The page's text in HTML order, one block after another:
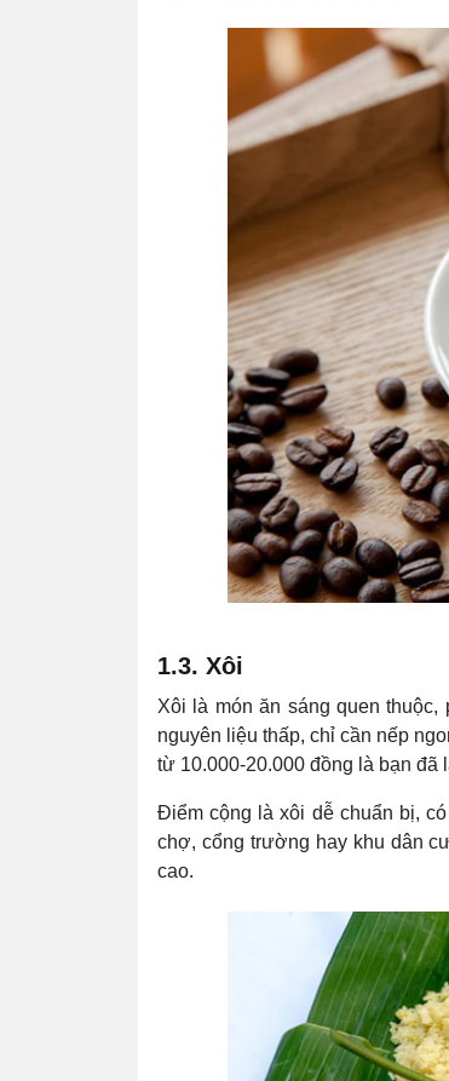
1.3. Xôi
Xôi là món ăn sáng quen
nguyên liệu thấp, chỉ cần nếp
từ 10.000-20.000 đồng là bạn đã
Điểm cộng là xôi dễ chuẩn bị,
chợ, cổng trường hay khu dân
cao.